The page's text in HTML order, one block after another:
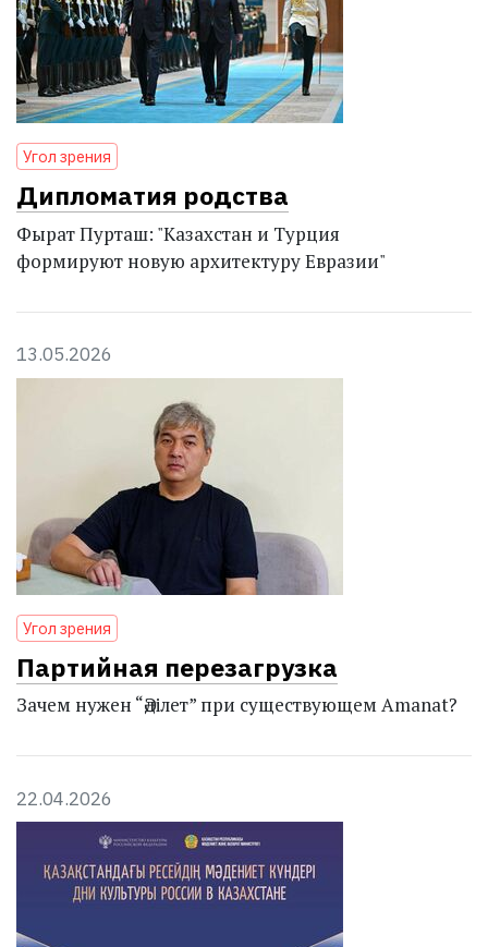
Угол зрения
Дипломатия родства
Фырат Пурташ: "Казахстан и Турция
формируют новую архитектуру Евразии"
13.05.2026
Угол зрения
Партийная перезагрузка
Зачем нужен “Әділет” при существующем Amanat?
22.04.2026